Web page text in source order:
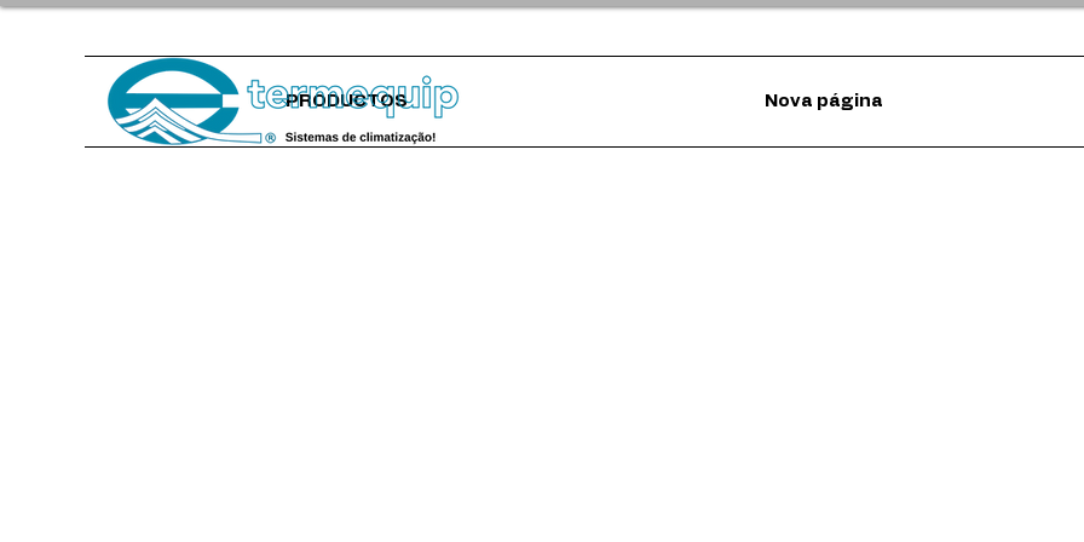
PRODUCTOS Nova página